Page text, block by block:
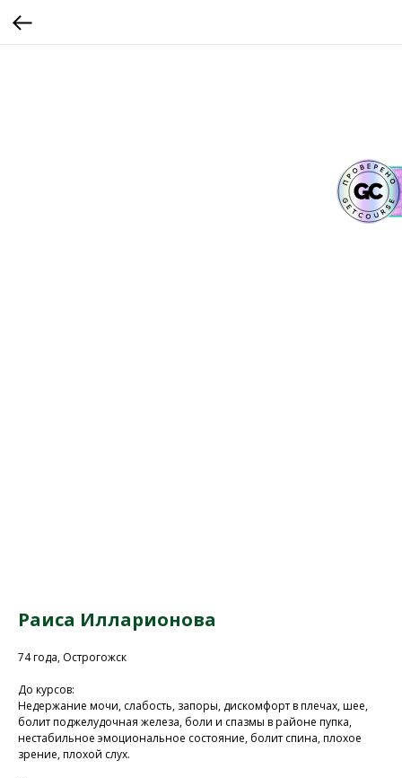
Раиса Илларионова
74 года, Острогожск
До курсов:
Недержание мочи, слабость, запоры, дискомфорт в плечах, шее,
болит поджелудочная железа, боли и спазмы в районе пупка,
нестабильное эмоциональное состояние, болит спина, плохое
зрение, плохой слух.